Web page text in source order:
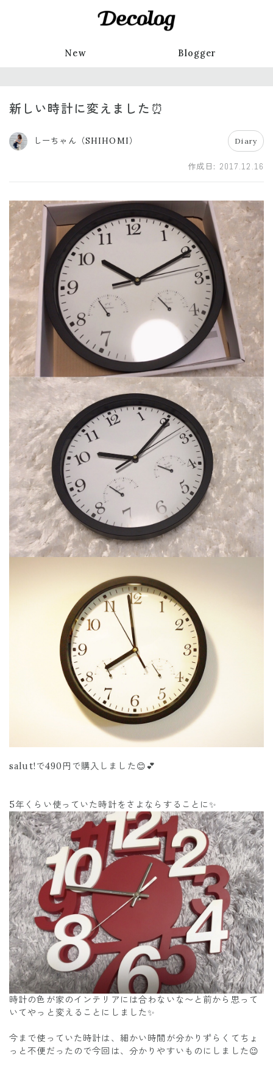
New Blogger
新しい時計に変えました⏰
しーちゃん（SHIHOMI） Diary
作成日: 2017.12.16
salut!で490円で購入しました😊💕
5年くらい使っていた時計をさよならすることに✨
時計の色が家のインテリアには合わないな〜と前から思って
いてやっと変えることにしました✨
今まで使っていた時計は、細かい時間が分かりずらくてちょ
っと不便だったので今回は、分かりやすいものにしました😉